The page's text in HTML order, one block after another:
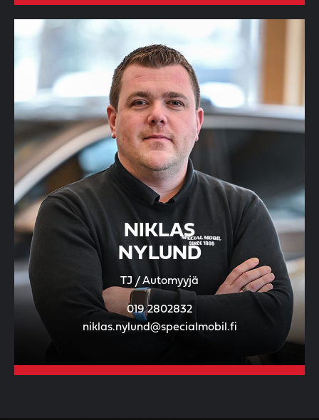
NIKLAS
NYLUND
TJ / Automyyjä
019 2802832
niklas.nylund@specialmobil.fi